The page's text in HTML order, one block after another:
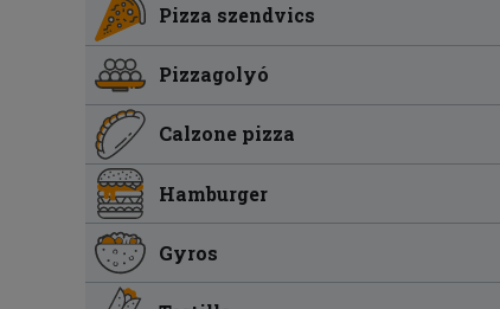
Pizza szendvics
Pizzagolyó
Calzone pizza
Hamburger
Gyros